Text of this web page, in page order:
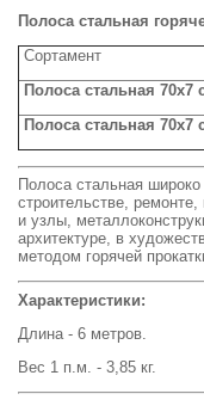
Полоса стальная
Сортамент
Полоса стальная 70x7
Полоса стальная 70x7
Полоса стальная широко
строительстве,
и узлы,
архитектуре, в
методом горячей
Характеристики:
Длина - 6 метров.
Вес 1 п.м. - 3,85 кг.